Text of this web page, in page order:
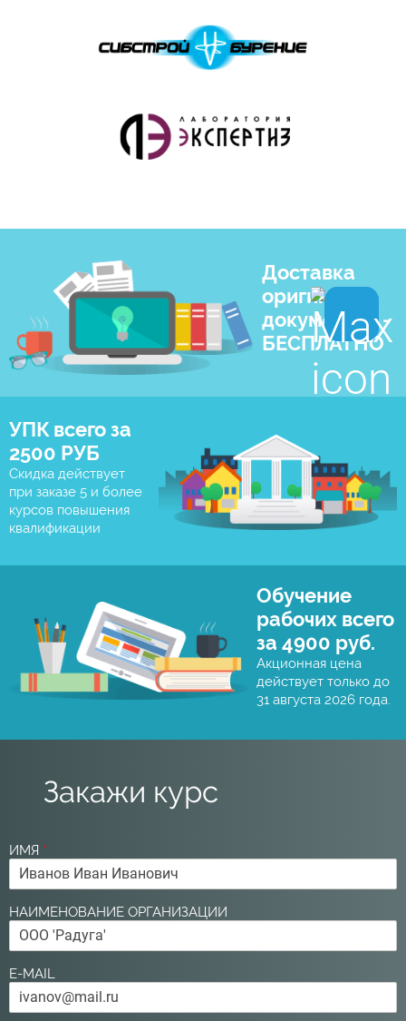
Доставка
оригиналов
документов -
БЕСПЛАТНО
УПК всего за
2500 РУБ
Скидка действует
при заказе 5 и более
курсов повышения
квалификации
Обучение
рабочих всего
за 4900 руб.
Акционная цена
действует только до
31 августа 2026 года.
Закажи курс
ИМЯ *
НАИМЕНОВАНИЕ ОРГАНИЗАЦИИ
E-MAIL